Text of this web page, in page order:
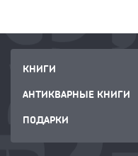
КНИГИ
АНТИКВАРНЫЕ КНИГИ
ПОДАРКИ